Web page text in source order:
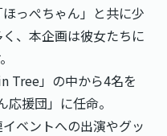
っぺちゃん」と共に少
、本企画は彼女たちに
Tree」の中から4名を
援団」に任命。
ベントへの出演やグッ